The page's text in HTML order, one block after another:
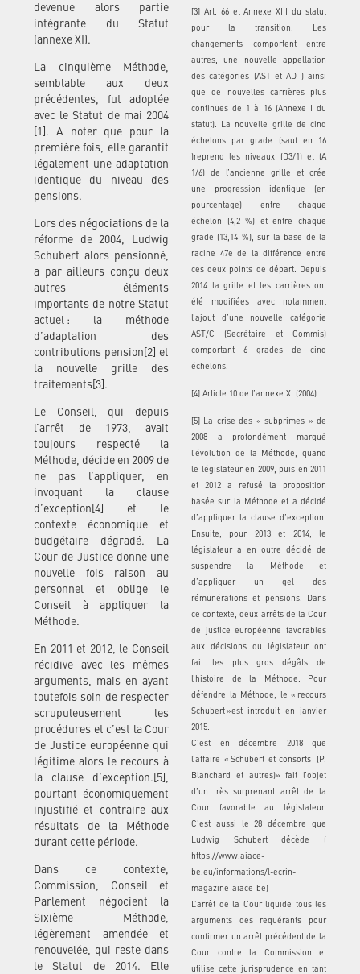
devenue alors partie
intégrante du Statut
(annexe XI).
La cinquième Méthode,
semblable aux deux
précédentes, fut adoptée
avec le Statut de mai 2004
[1]. A noter que pour la
première fois, elle garantit
légalement une adaptation
identique du niveau des
pensions.
Lors des négociations de la
réforme de 2004, Ludwig
Schubert alors pensionné,
a par ailleurs conçu deux
autres éléments
importants de notre Statut
actuel : la méthode
d’adaptation des
contributions pension[2] et
la nouvelle grille des
traitements[3].
Le Conseil, qui depuis
l’arrêt de 1973, avait
toujours respecté la
Méthode, décide en 2009 de
ne pas l’appliquer, en
invoquant la clause
d’exception[4] et le
contexte économique et
budgétaire dégradé. La
Cour de Justice donne une
nouvelle fois raison au
personnel et oblige le
Conseil à appliquer la
Méthode.
En 2011 et 2012, le Conseil
récidive avec les mêmes
arguments, mais en ayant
toutefois soin de respecter
scrupuleusement les
procédures et c’est la Cour
de Justice européenne qui
légitime alors le recours à
la clause d’exception.[5],
pourtant économiquement
injustifié et contraire aux
résultats de la Méthode
durant cette période.
Dans ce contexte,
Commission, Conseil et
Parlement négocient la
Sixième Méthode,
légèrement amendée et
renouvelée, qui reste dans
le Statut de 2014. Elle
[3] Art. 66 et Annexe XIII du statut
pour la transition. Les
changements comportent entre
autres, une nouvelle appellation
des catégories (AST et AD ) ainsi
que de nouvelles carrières plus
continues de 1 à 16 (Annexe I du
statut). La nouvelle grille de cinq
échelons par grade (sauf en 16
)reprend les niveaux (D3/1) et (A
1/6) de l’ancienne grille et crée
une progression identique (en
pourcentage) entre chaque
échelon (4,2 %) et entre chaque
grade (13,14 %), sur la base de la
racine 47e de la différence entre
ces deux points de départ. Depuis
2014 la grille et les carrières ont
été modifiées avec notamment
l’ajout d’une nouvelle catégorie
AST/C (Secrétaire et Commis)
comportant 6 grades de cinq
échelons.
[4] Article 10 de l’annexe XI (2004).
[5] La crise des « subprimes » de
2008 a profondément marqué
l’évolution de la Méthode, quand
le législateur en 2009, puis en 2011
et 2012 a refusé la proposition
basée sur la Méthode et a décidé
d’appliquer la clause d’exception.
Ensuite, pour 2013 et 2014, le
législateur a en outre décidé de
suspendre la Méthode et
d’appliquer un gel des
rémunérations et pensions. Dans
ce contexte, deux arrêts de la Cour
de justice européenne favorables
aux décisions du législateur ont
fait les plus gros dégâts de
l’histoire de la Méthode. Pour
défendre la Méthode, le « recours
Schubert »est introduit en janvier
2015.
C’est en décembre 2018 que
l’affaire « Schubert et consorts (P.
Blanchard et autres)» fait l’objet
d’un très surprenant arrêt de la
Cour favorable au législateur.
C’est aussi le 28 décembre que
Ludwig Schubert décède (
https://www.aiace-
be.eu/informations/l-ecrin-
magazine-aiace-be)
L’arrêt de la Cour liquide tous les
arguments des requérants pour
confirmer un arrêt précédent de la
Cour contre la Commission et
utilise cette jurisprudence en tant